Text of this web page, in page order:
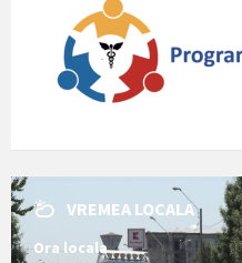
VREMEA LOCALA
Ora locala